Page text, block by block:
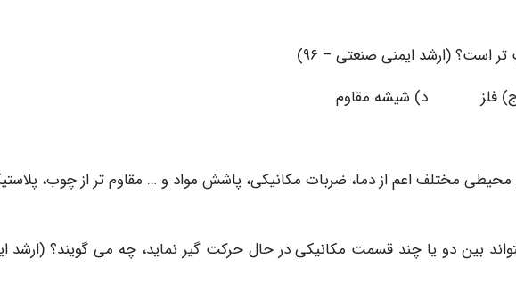
د) شیشه مقاوم
مختلف اعم از دما، ضربات مکانیکی، پاشش مواد و … مقاوم تر از چوب،
بین دو یا چند قسمت مکانیکی در حال حرکت گیر نماید، چه می گویند؟ (ارشد